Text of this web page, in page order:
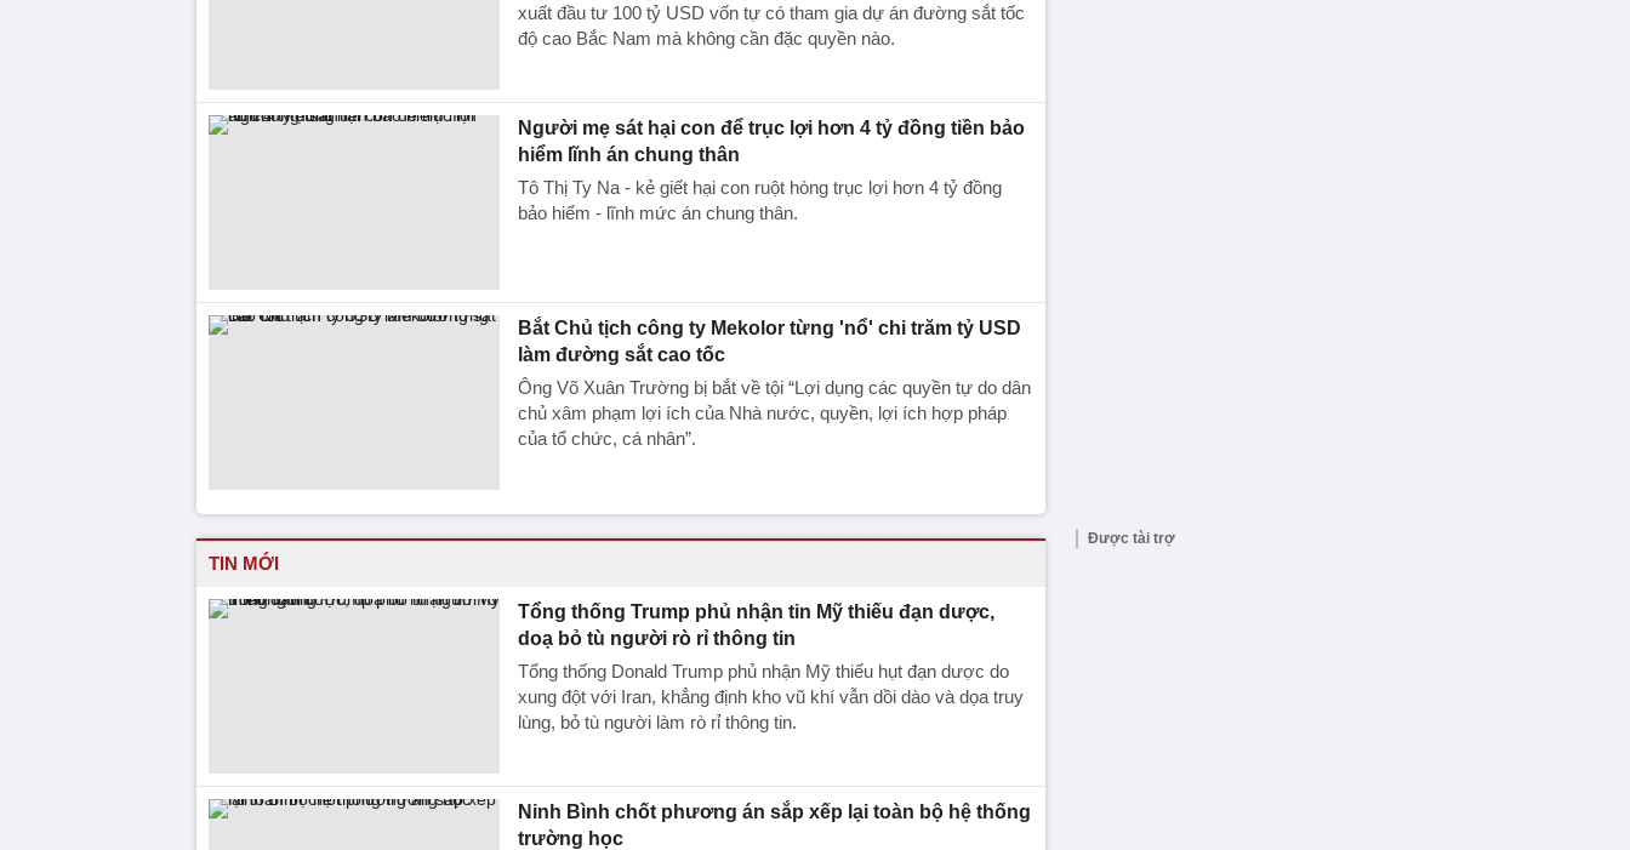
xuất đầu tư 100 tỷ USD vốn tự có tham gia dự án đường sắt tốc
độ cao Bắc Nam mà không cần đặc quyền nào.
Người mẹ sát hại con để trục lợi hơn 4 tỷ đồng tiền bảo
hiểm lĩnh án chung thân
Tô Thị Ty Na - kẻ giết hại con ruột hòng trục lợi hơn 4 tỷ đồng
bảo hiểm - lĩnh mức án chung thân.
Bắt Chủ tịch công ty Mekolor từng 'nổ' chi trăm tỷ USD
làm đường sắt cao tốc
Ông Võ Xuân Trường bị bắt về tội “Lợi dụng các quyền tự do dân
chủ xâm phạm lợi ích của Nhà nước, quyền, lợi ích hợp pháp
của tổ chức, cá nhân”.
TIN MỚI
Tổng thống Trump phủ nhận tin Mỹ thiếu đạn dược,
doạ bỏ tù người rò rỉ thông tin
Tổng thống Donald Trump phủ nhận Mỹ thiếu hụt đạn dược do
xung đột với Iran, khẳng định kho vũ khí vẫn dồi dào và dọa truy
lùng, bỏ tù người làm rò rỉ thông tin.
Ninh Bình chốt phương án sắp xếp lại toàn bộ hệ thống
trường học
Được tài trợ